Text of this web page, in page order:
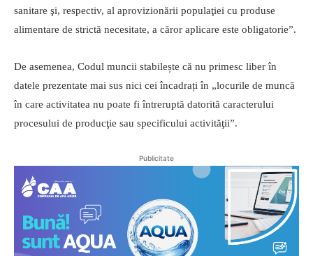
sanitare şi, respectiv, al aprovizionării populaţiei cu produse
alimentare de strictă necesitate, a căror aplicare este obligatorie”.
De asemenea, Codul muncii stabilește că nu primesc liber în
datele prezentate mai sus nici cei încadrați în „locurile de muncă
în care activitatea nu poate fi întreruptă datorită caracterului
procesului de producţie sau specificului activităţii”.
Publicitate